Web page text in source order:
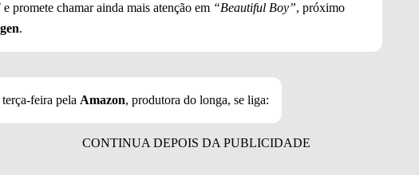
e promete chamar ainda mais atenção em “Beautiful Boy”, próximo
.
feira pela Amazon, produtora do longa, se liga: